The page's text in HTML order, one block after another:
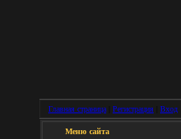
Главная страница Регистрация Вход
Меню сайта